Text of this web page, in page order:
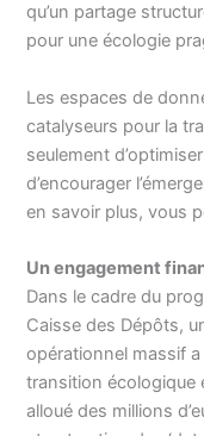
qu’un partage
pour une écologie
Les espaces de
catalyseurs pour la
seulement
d’encourager
en savoir plus, vous
Un engagement
Dans le cadre du
Caisse des Dépôts,
opérationnel massif
transition écologique
alloué des millions